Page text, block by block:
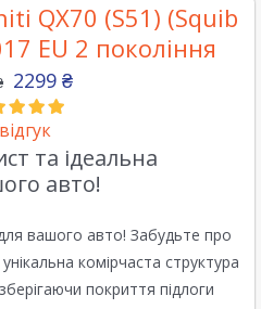
QX70 (S51) (Squib
EU 2 покоління
2299 ₴
відгук
та ідеальна
авто!
вашого авто! Забудьте про
комірчаста структура
покриття підлоги